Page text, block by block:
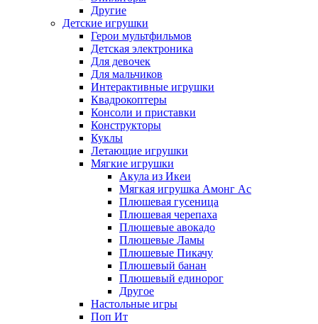
Другие
Детские игрушки
Герои мультфильмов
Детская электроника
Для девочек
Для мальчиков
Интерактивные игрушки
Квадрокоптеры
Консоли и приставки
Конструкторы
Куклы
Летающие игрушки
Мягкие игрушки
Акула из Икеи
Мягкая игрушка Амонг Ас
Плюшевая гусеница
Плюшевая черепаха
Плюшевые авокадо
Плюшевые Ламы
Плюшевые Пикачу
Плюшевый банан
Плюшевый единорог
Другое
Настольные игры
Поп Ит